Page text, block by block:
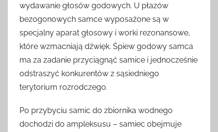
wydawanie głosów godowych. U płazów
bezogonowych samce wyposażone są w
specjalny aparat głosowy i worki rezonansowe,
które wzmacniają dźwięk. Śpiew godowy samca
ma za zadanie przyciągnąć samice i jednocześnie
odstraszyć konkurentów z sąsiedniego
terytorium rozrodczego.
Po przybyciu samic do zbiornika wodnego
dochodzi do ampleksusu – samiec obejmuje